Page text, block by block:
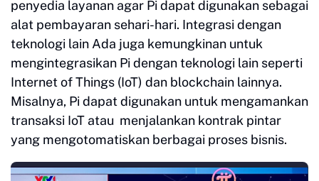
penyedia layanan agar Pi dapat digunakan sebagai
alat pembayaran sehari-hari. Integrasi dengan
teknologi lain Ada juga kemungkinan untuk
mengintegrasikan Pi dengan teknologi lain seperti
Internet of Things (IoT) dan blockchain lainnya.
Misalnya, Pi dapat digunakan untuk mengamankan
transaksi IoT atau menjalankan kontrak pintar
yang mengotomatiskan berbagai proses bisnis.